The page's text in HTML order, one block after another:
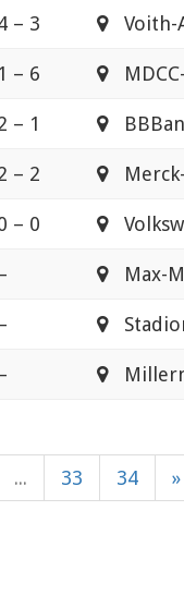
– 3 Voith-
1 – 6
– 1
– 2 Merck-
– 0
Max-
... 33 34 »